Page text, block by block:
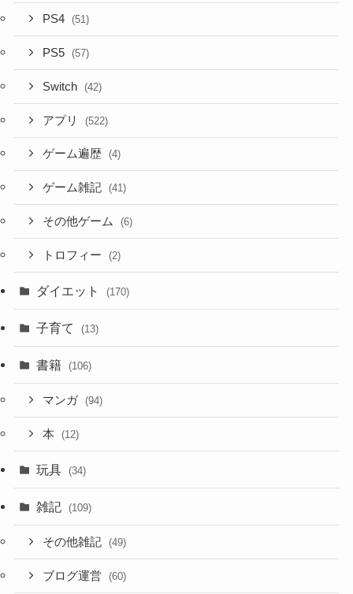
PS4 (51)
PS5 (57)
Switch (42)
アプリ (522)
ゲーム遍歴 (4)
ゲーム雑記 (41)
その他ゲーム (6)
トロフィー (2)
ダイエット (170)
子育て (13)
書籍 (106)
マンガ (94)
本 (12)
玩具 (34)
雑記 (109)
その他雑記 (49)
ブログ運営 (60)